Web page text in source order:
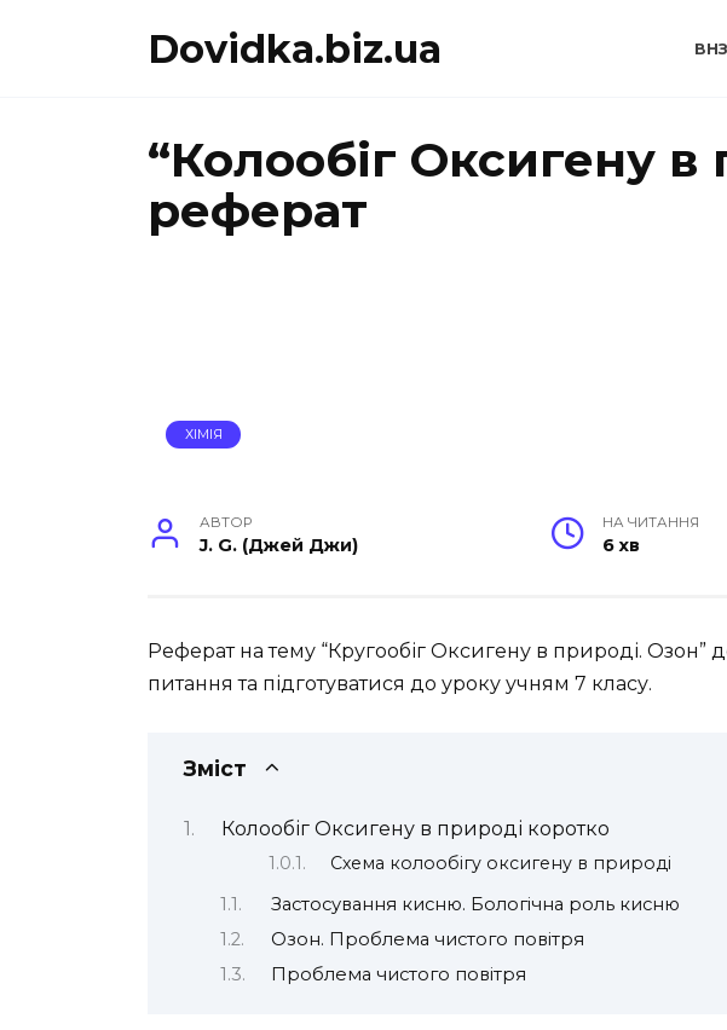
Dovidka.biz.ua ВНЗ
“Колообіг Оксигену в
реферат
ХІМІЯ
АВТОР
J. G. (Джей Джи)
НА ЧИТАННЯ
6 хв
Реферат на тему “Кругообіг Оксигену в природі.
питання та підготуватися до уроку учням 7 класу.
Зміст
Колообіг Оксигену в природі коротко
Схема колообігу оксигену в природі
Застосування кисню. Бологічна роль кисню
Озон. Проблема чистого повітря
Проблема чистого повітря